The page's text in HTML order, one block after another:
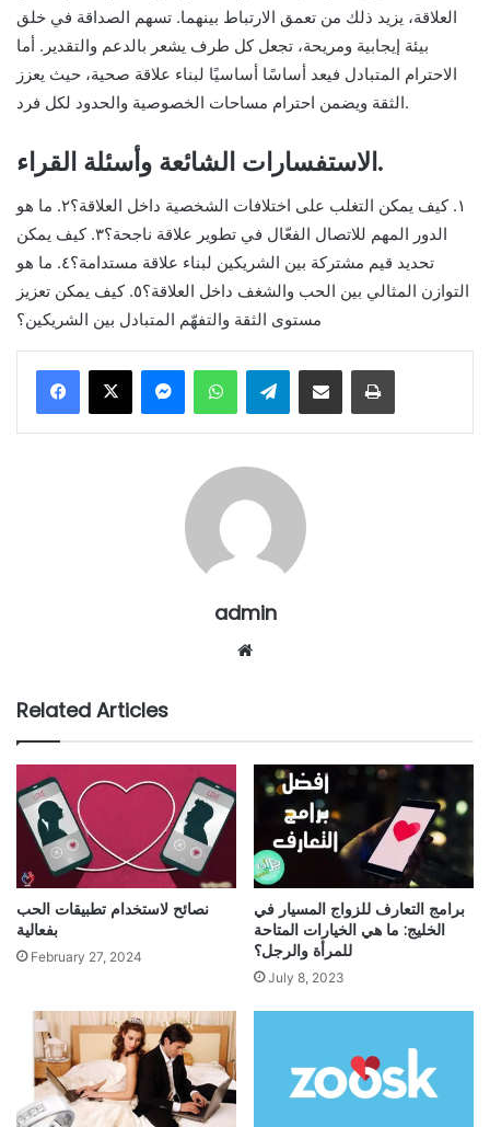
العلاقة، يزيد ذلك من تعمق الارتباط بينهما. تسهم الصداقة في خلق
بيئة إيجابية ومريحة، تجعل كل طرف يشعر بالدعم والتقدير. أما
الاحترام المتبادل فيعد أساسًا أساسيًا لبناء علاقة صحية، حيث يعزز
الثقة ويضمن احترام مساحات الخصوصية والحدود لكل فرد.
الاستفسارات الشائعة وأسئلة القراء.
١. كيف يمكن التغلب على اختلافات الشخصية داخل العلاقة؟٢. ما هو
الدور المهم للاتصال الفعّال في تطوير علاقة ناجحة؟٣. كيف يمكن
تحديد قيم مشتركة بين الشريكين لبناء علاقة مستدامة؟٤. ما هو
التوازن المثالي بين الحب والشغف داخل العلاقة؟٥. كيف يمكن تعزيز
مستوى الثقة والتفهّم المتبادل بين الشريكين؟
MessengerWhatsAppTelegramShare via Email Print
admin
Related Articles
نصائح لاستخدام تطبيقات الحب
بفعالية
February 27, 2024
برامج التعارف للزواج المسيار في
الخليج: ما هي الخيارات المتاحة
للمرأة والرجل؟
July 8, 2023